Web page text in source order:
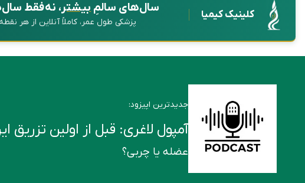
کلینیک کیمیا سال‌های سالمِبیشتر، نه فقط
پزشکی طول عمر، کاملاً آنلاین از هر
جدیدترین اپیزود:
آمپول لاغری: قبل از اولین تزریق این ۶ نکته را
عضله یا چربی؟